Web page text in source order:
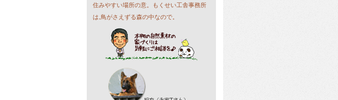
住みやすい場所の意。もくせい工舎事務所
は,鳥がさえずる森の中なので。